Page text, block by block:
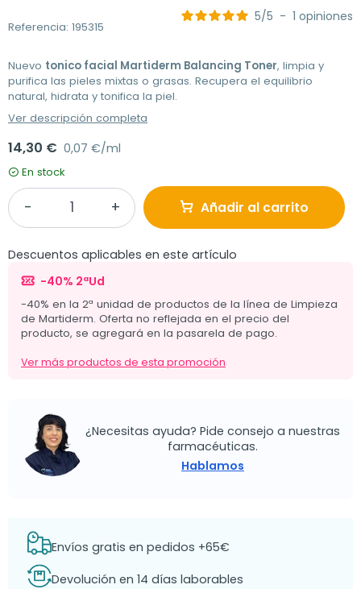
Referencia: 195315
5/5 - 1 opiniones
Nuevo tonico facial Martiderm Balancing Toner, limpia y
purifica las pieles mixtas o grasas. Recupera el equilibrio
natural, hidrata y tonifica la piel.
Ver descripción completa
14,30 € 0,07 €/ml
En stock
Añadir al carrito
Descuentos aplicables en este artículo
-40% 2ªUd
-40% en la 2ª unidad de productos de la línea de Limpieza
de Martiderm. Oferta no reflejada en el precio del
producto, se agregará en la pasarela de pago.
Ver más productos de esta promoción
¿Necesitas ayuda? Pide consejo a nuestras
farmacéuticas.
Hablamos
Envíos gratis en pedidos +65€
Devolución en 14 días laborables